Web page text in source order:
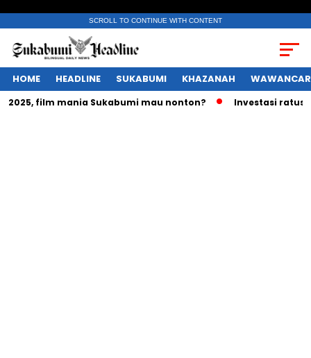
SCROLL TO CONTINUE WITH CONTENT
HOME HEADLINE SUKABUMI KHAZANAH
film mania Sukabumi mau nonton? Investasi ratusan